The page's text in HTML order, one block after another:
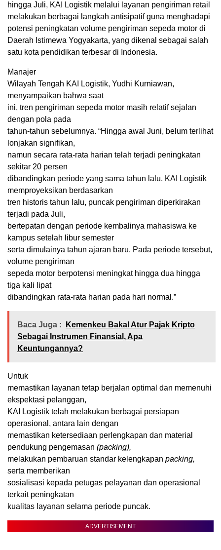
hingga Juli, KAI Logistik melalui layanan pengiriman retail
melakukan berbagai langkah antisipatif guna menghadapi
potensi peningkatan volume pengiriman sepeda motor di
Daerah Istimewa Yogyakarta, yang dikenal sebagai salah
satu kota pendidikan terbesar di Indonesia.
Manajer
Wilayah Tengah KAI Logistik, Yudhi Kurniawan,
menyampaikan bahwa saat
ini, tren pengiriman sepeda motor masih relatif sejalan
dengan pola pada
tahun-tahun sebelumnya. “Hingga awal Juni, belum terlihat
lonjakan signifikan,
namun secara rata-rata harian telah terjadi peningkatan
sekitar 20 persen
dibandingkan periode yang sama tahun lalu. KAI Logistik
memproyeksikan berdasarkan
tren historis tahun lalu, puncak pengiriman diperkirakan
terjadi pada Juli,
bertepatan dengan periode kembalinya mahasiswa ke
kampus setelah libur semester
serta dimulainya tahun ajaran baru. Pada periode tersebut,
volume pengiriman
sepeda motor berpotensi meningkat hingga dua hingga
tiga kali lipat
dibandingkan rata-rata harian pada hari normal.”
Baca Juga :
Kemenkeu Bakal Atur Pajak Kripto
Sebagai Instrumen Finansial, Apa
Keuntungannya?
Untuk
memastikan layanan tetap berjalan optimal dan memenuhi
ekspektasi pelanggan,
KAI Logistik telah melakukan berbagai persiapan
operasional, antara lain dengan
memastikan ketersediaan perlengkapan dan material
pendukung pengemasan (packing),
melakukan pembaruan standar kelengkapan packing,
serta memberikan
sosialisasi kepada petugas pelayanan dan operasional
terkait peningkatan
kualitas layanan selama periode puncak.
ADVERTISEMENT